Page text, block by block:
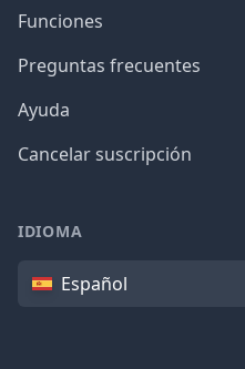
Funciones
Preguntas frecuentes
Ayuda
Cancelar suscripción
IDIOMA
IdiomaEspañol